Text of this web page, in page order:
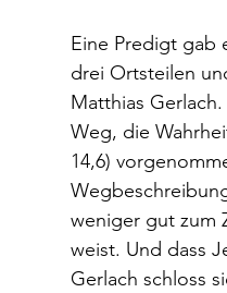
Eine Predigt gab
drei Ortsteilen
Matthias
Weg, die
14,6)
weniger gut zum
weist. Und dass
Gerlach schloss